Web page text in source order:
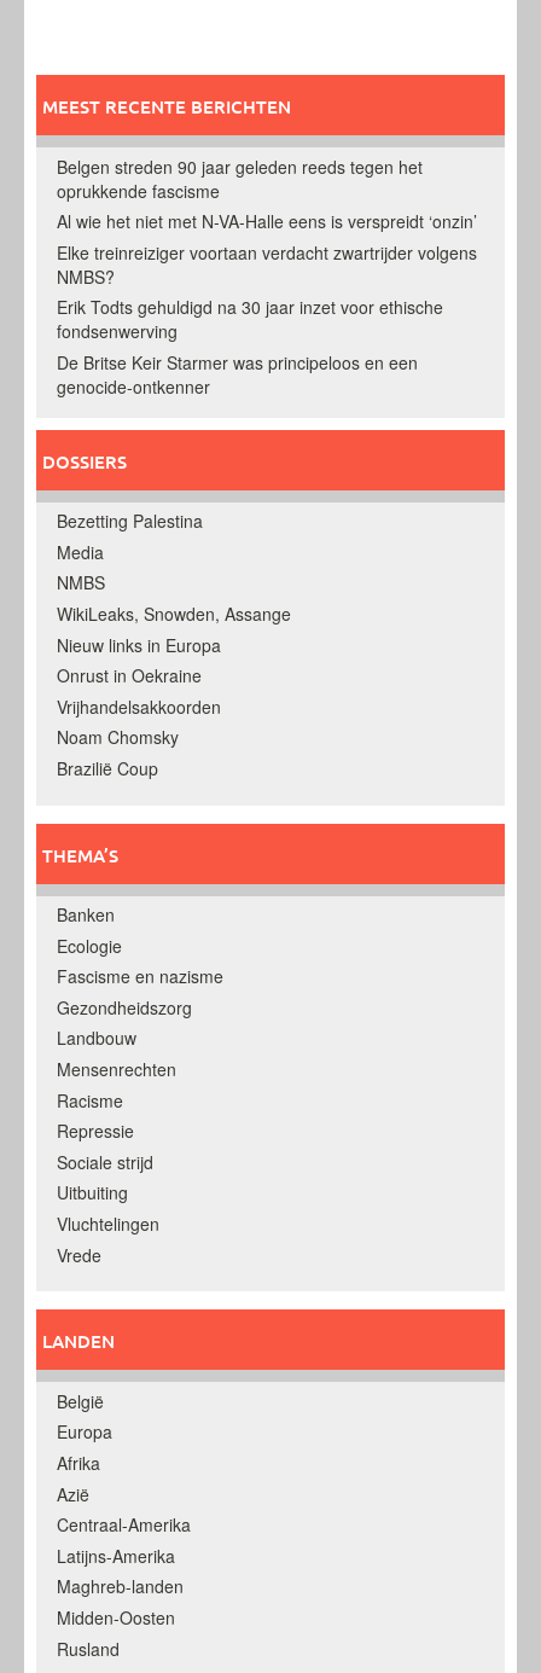
MEEST RECENTE BERICHTEN
Belgen streden 90 jaar geleden reeds tegen het
oprukkende fascisme
Al wie het niet met N-VA-Halle eens is verspreidt ‘onzin’
Elke treinreiziger voortaan verdacht zwartrijder volgens
NMBS?
Erik Todts gehuldigd na 30 jaar inzet voor ethische
fondsenwerving
De Britse Keir Starmer was principeloos en een
genocide-ontkenner
DOSSIERS
Bezetting Palestina
Media
NMBS
WikiLeaks, Snowden, Assange
Nieuw links in Europa
Onrust in Oekraine
Vrijhandelsakkoorden
Noam Chomsky
Brazilië Coup
THEMA’S
Banken
Ecologie
Fascisme en nazisme
Gezondheidszorg
Landbouw
Mensenrechten
Racisme
Repressie
Sociale strijd
Uitbuiting
Vluchtelingen
Vrede
LANDEN
België
Europa
Afrika
Azië
Centraal-Amerika
Latijns-Amerika
Maghreb-landen
Midden-Oosten
Rusland